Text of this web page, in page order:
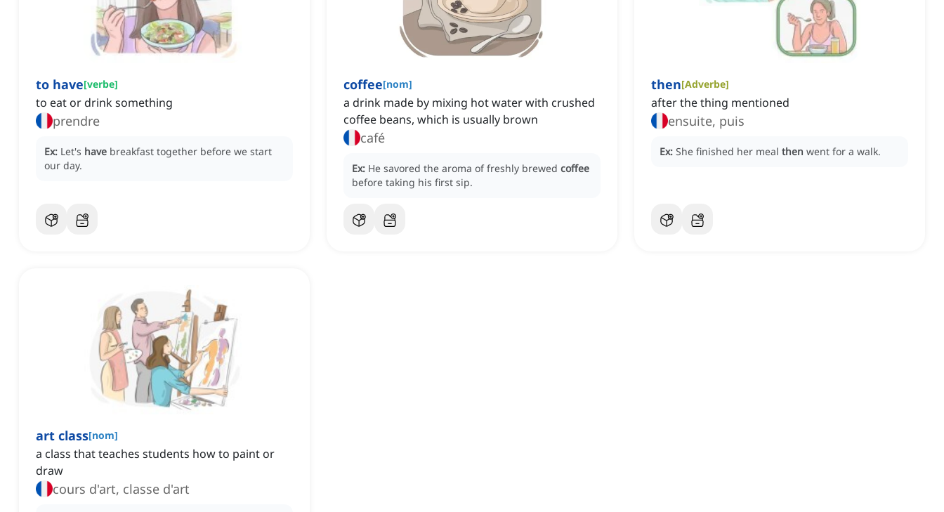
to have[verbe]
to eat or drink something
prendre
Ex: Let's have breakfast together before we start
our day.
coffee[nom]
a drink made by mixing hot water with crushed
coffee beans, which is usually brown
café
Ex: He savored the aroma of freshly brewed coffee
before taking his first sip.
then[Adverbe]
after the thing mentioned
ensuite, puis
Ex: She finished her meal then went for a walk.
art class[nom]
a class that teaches students how to paint or
draw
cours d'art, classe d'art